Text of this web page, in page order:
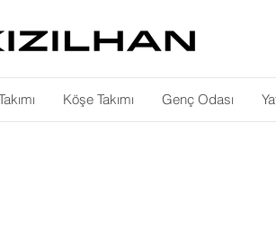
Köşe Takımı Genç Odası